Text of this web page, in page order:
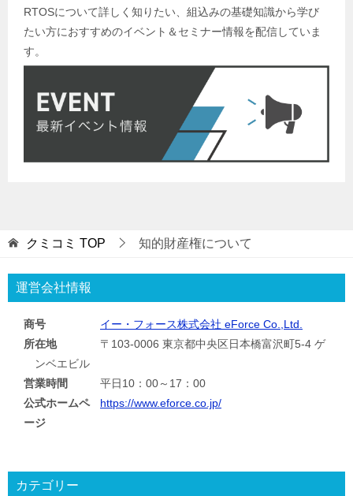
RTOSについて詳しく知りたい、組込みの基礎知識から学び
たい方におすすめのイベント＆セミナー情報を配信していま
す。
クミコミ TOP 知的財産権について
運営会社情報
商号
イー・フォース株式会社 eForce Co.,Ltd.
所在地
〒103-0006 東京都中央区日本橋富沢町5-4 ゲ
ンベエビル
営業時間
平日10：00～17：00
公式ホームペ
ージ
https://www.eforce.co.jp/
カテゴリー